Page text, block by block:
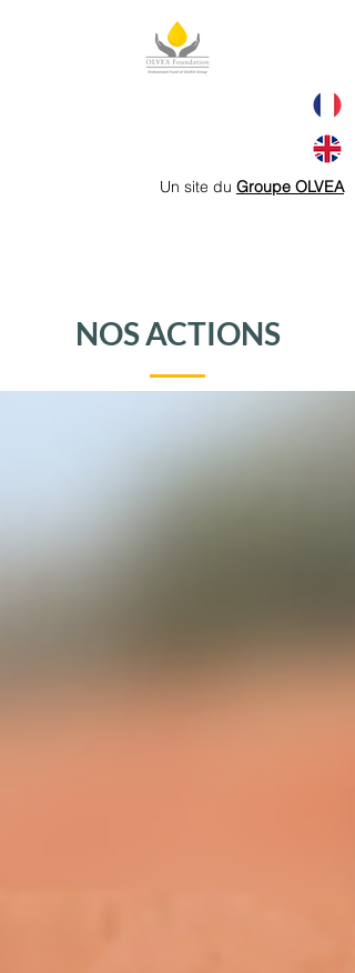
Un site du Groupe OLVEA
NOS ACTIONS